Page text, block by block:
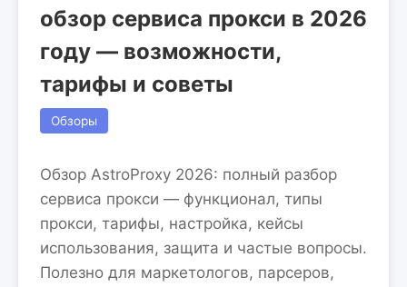
обзор сервиса прокси в 2026
году — возможности,
тарифы и советы
Обзоры
Обзор AstroProxy 2026: полный разбор
сервиса прокси — функционал, типы
прокси, тарифы, настройка, кейсы
использования, защита и частые вопросы.
Полезно для маркетологов, парсеров,